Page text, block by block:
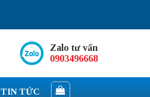
Zalo tư vấn
0903496668
TIN TỨC